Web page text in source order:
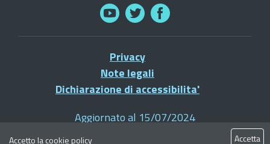
Privacy
Note legali
Dichiarazione di accessibilita'
Aggiornato al 15/07/2024
© 2021 Comune di Scicli - Tutti i diritti riservati
Accetto lacookie policy Accetta